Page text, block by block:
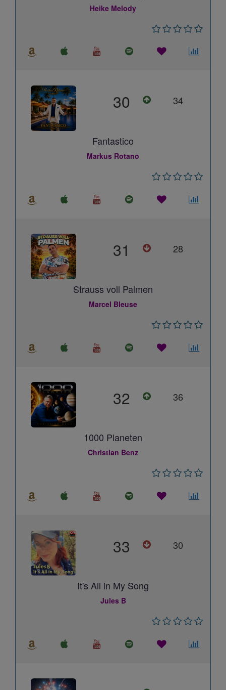
Heike Melody
30 34
Fantastico
Markus Rotano
31 28
Strauss voll Palmen
Marcel Bleuse
32 36
1000 Planeten
Christian Benz
33 30
It's All in My Song
Jules B